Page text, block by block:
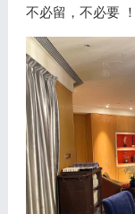
不必留，不必要 ！